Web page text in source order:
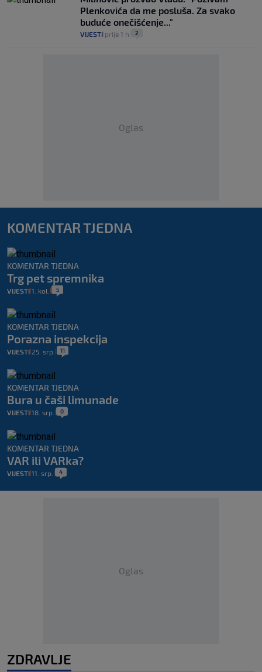
Plenkovića da me posluša. Za svako
buduće onečišćenje..."
VIJESTI prije 1 h 2
Oglas
KOMENTAR TJEDNA
KOMENTAR TJEDNA
Trg pet spremnika
VIJESTI 1. kol. 5
KOMENTAR TJEDNA
Porazna inspekcija
VIJESTI 25. srp. 11
KOMENTAR TJEDNA
Bura u čaši limunade
VIJESTI 18. srp. 0
KOMENTAR TJEDNA
VAR ili VARka?
VIJESTI 11. srp. 4
Oglas
ZDRAVLJE